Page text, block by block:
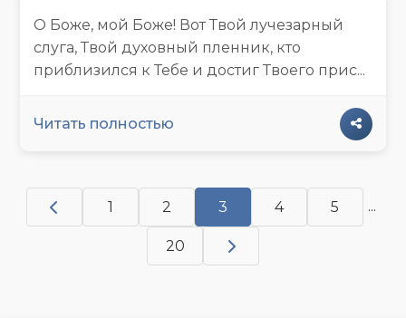
О Боже, мой Боже! Вот Твой лучезарный
слуга, Твой духовный пленник, кто
приблизился к Тебе и достиг Твоего прис...
Читать полностью
1 2 3 4 5 ...
20